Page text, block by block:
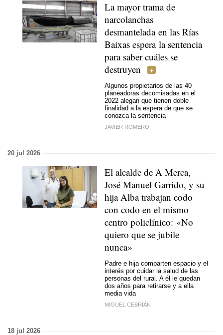
La mayor trama de
narcolanchas
desmantelada en las Rías
Baixas espera la sentencia
para saber cuáles se
destruyen
Algunos propietarios de las 40
planeadoras decomisadas en el
2022 alegan que tienen doble
finalidad a la espera de que se
conozca la sentencia
JAVIER ROMERO
20 jul 2026
El alcalde de A Merca,
José Manuel Garrido, y su
hija Alba trabajan codo
con codo en el mismo
centro policlínico: «No
quiero que se jubile
nunca»
Padre e hija comparten espacio y el
interés por cuidar la salud de las
personas del rural. A él le quedan
dos años para retirarse y a ella
media vida
MIGUEL CEBRIÁN
18 jul 2026